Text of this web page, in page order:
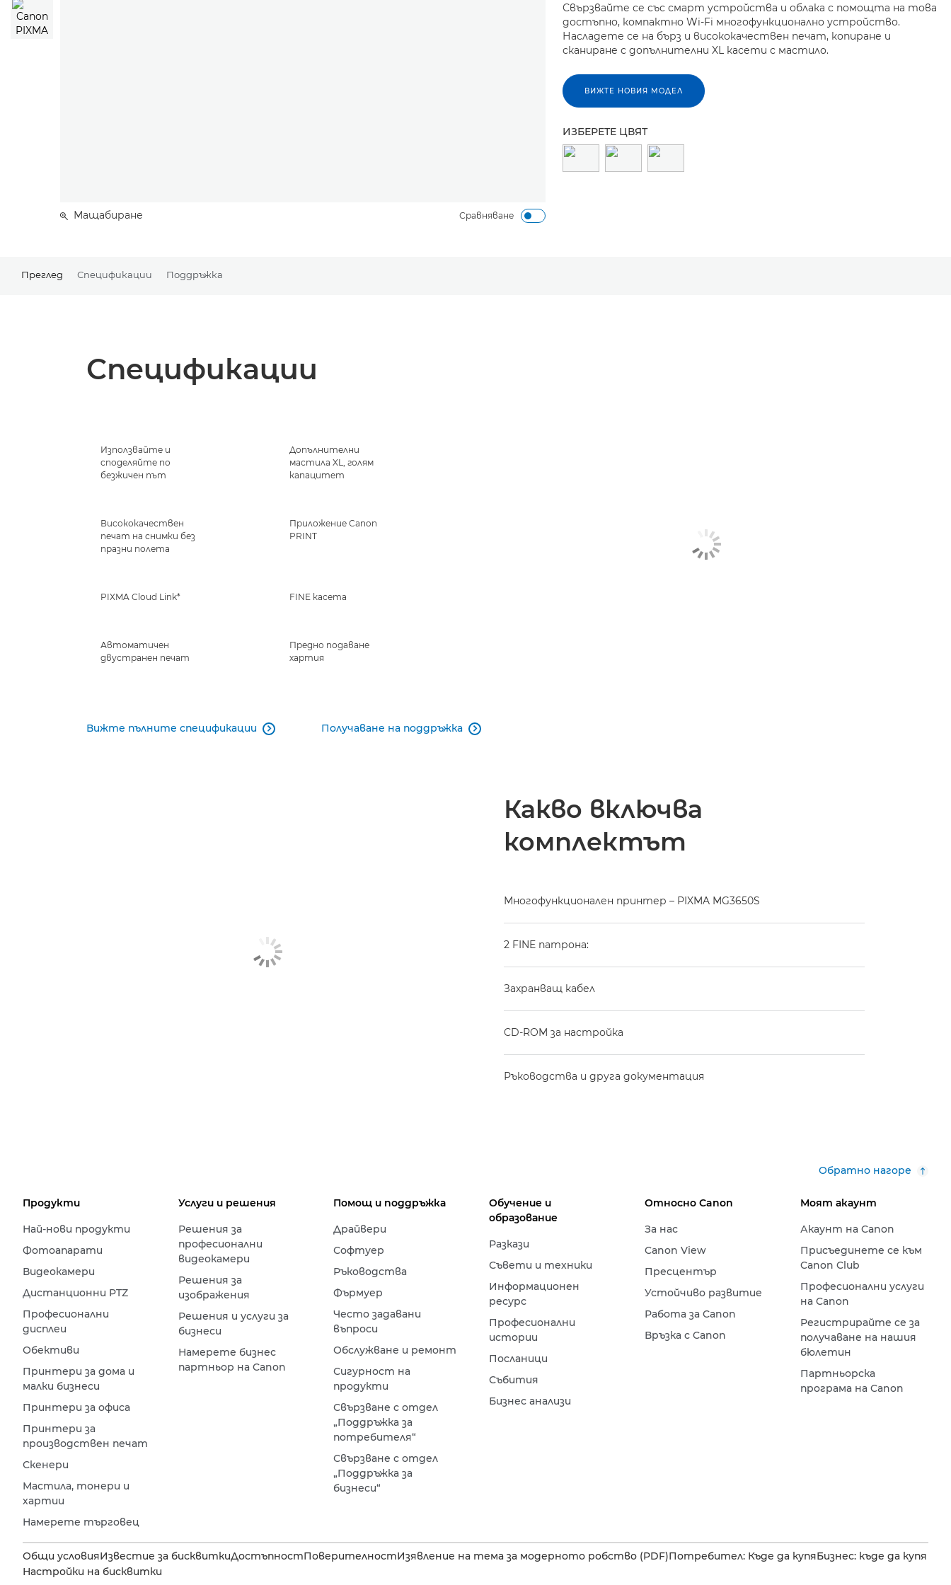
Мащабиране Сравняване
Свързвайте се със смарт устройства и облака с помощта на това
достъпно, компактно Wi-Fi многофункционално устройство.
Насладете се на бърз и висококачествен печат, копиране и
сканиране с допълнителни XL касети с мастило.
ВИЖТЕ НОВИЯ МОДЕЛ
ИЗБЕРЕТЕ ЦВЯТ
Преглед Спецификации Поддръжка
Спецификации
Използвайте и
споделяйте по
безжичен път
Допълнителни
мастила XL, голям
капацитет
Висококачествен
печат на снимки без
празни полета
Приложение Canon
PRINT
PIXMA Cloud Link* FINE касета
Автоматичен
двустранен печат
Предно подаване
хартия
Вижте пълните спецификации  Получаване на поддръжка 
Какво включва
комплектът
Многофункционален принтер – PIXMA MG3650S
2 FINE патрона:
Захранващ кабел
CD-ROM за настройка
Ръководства и друга документация
Обратно нагоре
Продукти
Най-нови продукти
Фотоапарати
Видеокамери
Дистанционни PTZ
Професионални
дисплеи
Обективи
Принтери за дома и
малки бизнеси
Принтери за офиса
Принтери за
производствен печат
Скенери
Мастила, тонери и
хартии
Намерете търговец
Услуги и решения
Решения за
професионални
видеокамери
Решения за
изображения
Решения и услуги за
бизнеси
Намерете бизнес
партньор на Canon
Помощ и поддръжка
Драйвери
Софтуер
Ръководства
Фърмуер
Често задавани
въпроси
Обслужване и ремонт
Сигурност на
продукти
Свързване с отдел
„Поддръжка за
потребителя“
Свързване с отдел
„Поддръжка за
бизнеси“
Обучение и
образование
Разкази
Съвети и техники
Информационен
ресурс
Професионални
истории
Посланици
Събития
Бизнес анализи
Относно Canon
За нас
Canon View
Пресцентър
Устойчиво развитие
Работа за Canon
Връзка с Canon
Моят акаунт
Акаунт на Canon
Присъединете се към
Canon Club
Професионални услуги
на Canon
Регистрирайте се за
получаване на нашия
бюлетин
Партньорска
програма на Canon
Общи условияИзвестие за бисквиткиДостъпностПоверителностИзявление на тема за модерното робство (PDF)Потребител: Къде да купяБизнес: къде да купя
Настройки на бисквитки